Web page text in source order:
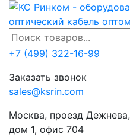
+7 (499) 322-16-99
Заказать звонок
sales@ksrin.com
Москва, проезд Дежнева,
дом 1, офис 704